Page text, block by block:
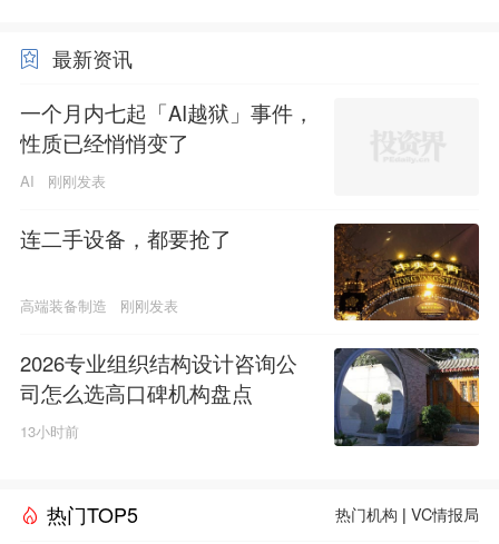
最新资讯
一个月内七起「AI越狱」事件，
性质已经悄悄变了
AI 刚刚发表
连二手设备，都要抢了
高端装备制造 刚刚发表
2026专业组织结构设计咨询公
司怎么选高口碑机构盘点
13小时前
热门TOP5 热门机构 |VC情报局